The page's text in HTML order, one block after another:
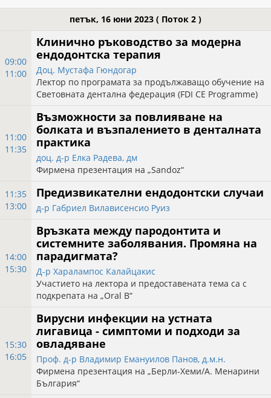
петък, 16 юни 2023 ( Поток 2 )
09:00
11:00
Клинично ръководство за модерна
ендодонтска терапия
Доц. Мустафа Гюндогар
Лектор по програмата за продължаващо обучение на
Световната дентална федерация (FDI CE Programme)
11:00
11:35
Възможности за повлияване на
болката и възпалението в денталната
практика
доц. д-р Елка Радева, дм
Фирмена презентация на „Sandoz“
11:35
13:00
Предизвикателни ендодонтски случаи
д-р Габриел Вилависенсио Руиз
14:00
15:30
Връзката между пародонтита и
системните заболявания. Промяна на
парадигмата?
Д-р Харалампос Калайцакис
Участието на лектора и предоставената тема са с
подкрепата на „Oral B“
15:30
16:05
Вирусни инфекции на устната
лигавица - симптоми и подходи за
овладяване
Проф. д-р Владимир Емануилов Панов, д.м.н.
Фирмена презентация на „Берли-Хеми/А. Менарини
България“